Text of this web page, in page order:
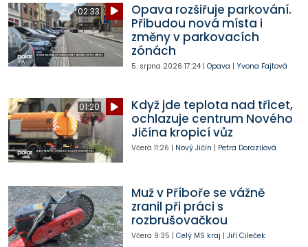
02:33
Opava rozšiřuje parkování.
Přibudou nová místa i
změny v parkovacích
zónách
5. srpna 2026 17:24| Opava | Yvona Fajtová
01:20
Když jde teplota nad třicet,
ochlazuje centrum Nového
Jičína kropicí vůz
Včera 11:26 | Nový Jičín | Petra Dorazilová
Muž v Příboře se vážně
zranil při práci s
rozbrušovačkou
Včera 9:35 | Celý MS kraj | Jiří Cileček